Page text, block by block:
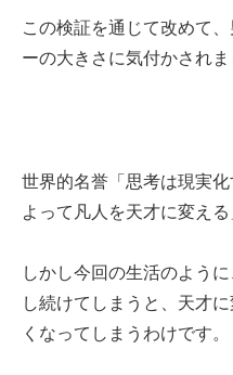
この検証を通じて改めて
ーの大きさに気付かされま
世界的名誉「思考は現実
よって凡人を天才に変える
しかし今回の生活のよう
し続けてしまうと、天才
くなってしまうわけです。